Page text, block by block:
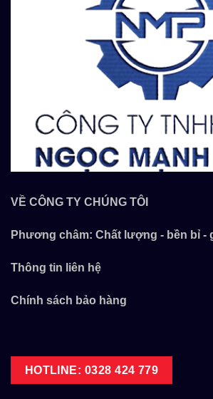
VỀ CÔNG TY CHÚNG TÔI
Phương châm: Chất lượng - bền bỉ -
Thông tin liên hệ
Chính sách bảo hàng
HOTLINE: 0328 424 779